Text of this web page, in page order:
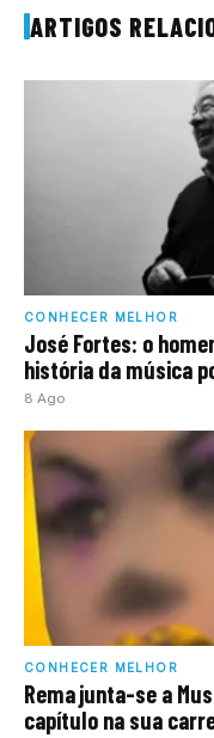
ARTIGOS
CONHECER MELHOR
José Fortes: o
história da música
8 Ago
CONHECER MELHOR
Rema junta-se a
capítulo na sua